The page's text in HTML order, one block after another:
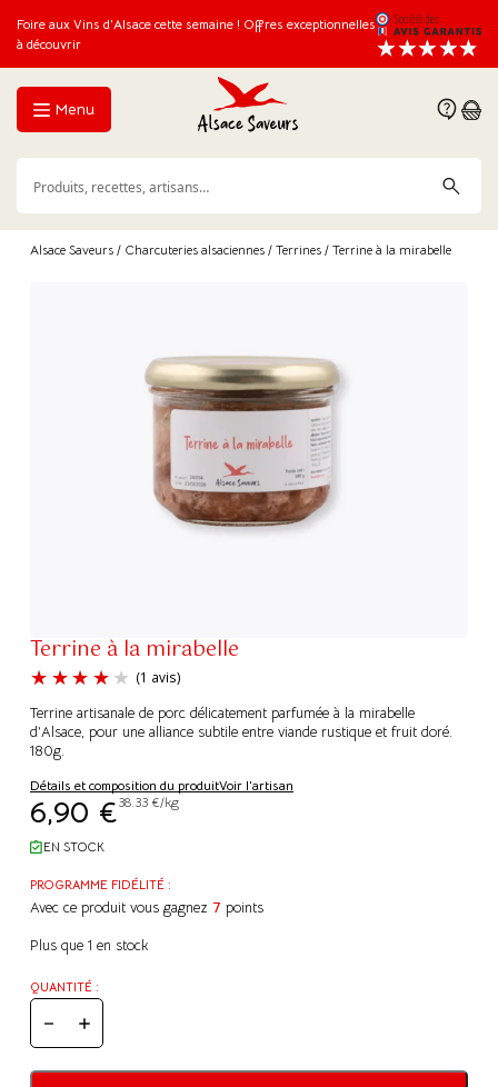
Foire aux Vins d’Alsace cette semaine ! Offres exceptionnelles
à découvrir
Menu
Alsace Saveurs / Charcuteries alsaciennes / Terrines / Terrine à la mirabelle
Terrine à la mirabelle
(1 avis)
Terrine artisanale de porc délicatement parfumée à la mirabelle
d’Alsace, pour une alliance subtile entre viande rustique et fruit doré.
180g.
Détails et composition du produitVoir l'artisan
6,90 €38.33 €/kg
EN STOCK
PROGRAMME FIDÉLITÉ :
Avec ce produit vous gagnez 7 points
Plus que 1 en stock
QUANTITÉ :
QUANTITÉ
DE
À